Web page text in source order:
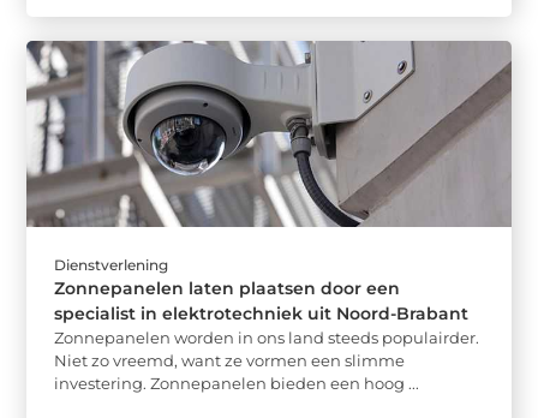
Dienstverlening
Zonnepanelen laten plaatsen door een
specialist in elektrotechniek uit Noord-Brabant
Zonnepanelen worden in ons land steeds populairder.
Niet zo vreemd, want ze vormen een slimme
investering. Zonnepanelen bieden een hoog ...